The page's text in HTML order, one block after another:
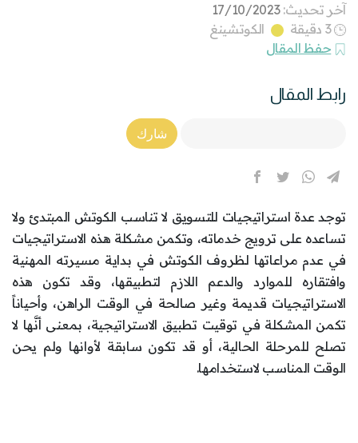
آخر تحديث:17/10/2023
3 دقيقة
الكوتشينغ
حفظ المقال
رابط المقال
Article Link
شارك
توجد عدة استراتيجيات للتسويق لا تناسب الكوتش المبتدئ ولا
تساعده على ترويج خدماته، وتكمن مشكلة هذه الاستراتيجيات
في عدم مراعاتها لظروف الكوتش في بداية مسيرته المهنية
وافتقاره للموارد والدعم اللازم لتطبيقها، وقد تكون هذه
الاستراتيجيات قديمة وغير صالحة في الوقت الراهن، وأحياناً
تكمن المشكلة في توقيت تطبيق الاستراتيجية، بمعنى أنَّها لا
تصلح للمرحلة الحالية، أو قد تكون سابقة لأوانها ولم يحن
الوقت المناسب لاستخدامها.